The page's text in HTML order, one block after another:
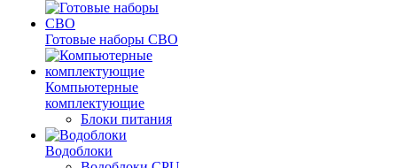
Готовые наборы СВО
Компьютерные
комплектующие
Блоки питания
Водоблоки